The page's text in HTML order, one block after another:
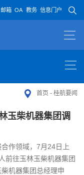
邮箱 OA 教务 信息门户
首页 - 桂航要闻
玉柴机器集团调
作领域，7月24日上
前往玉林玉柴机器集团
机器集团总经理申